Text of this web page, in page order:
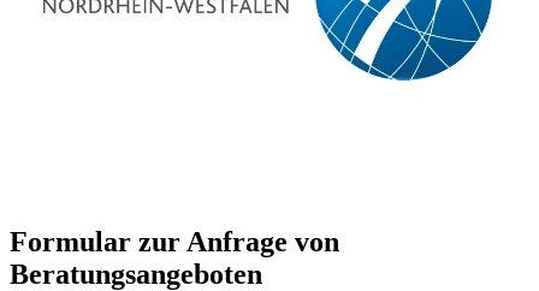
Formular zur Anfrage von
Beratungsangeboten